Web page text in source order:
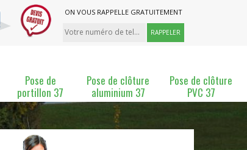
ON VOUS RAPPELLE GRATUITEMENT
Pose de
portillon 37
Pose de clôture
aluminium 37
Pose de clôture
PVC 37